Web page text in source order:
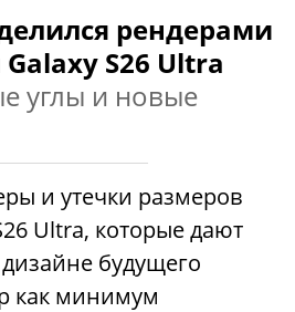
рендерами
S26 Ultra
углы и новые
и утечки размеров
Ultra, которые дают
будущего
как минимум